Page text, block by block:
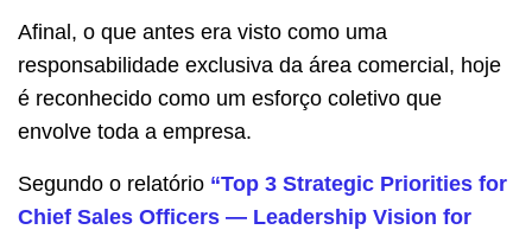
Afinal, o que antes era visto como uma
responsabilidade exclusiva da área comercial, hoje
é reconhecido como um esforço coletivo que
envolve toda a empresa.
Segundo o relatório “Top 3 Strategic Priorities for
Chief Sales Officers — Leadership Vision for